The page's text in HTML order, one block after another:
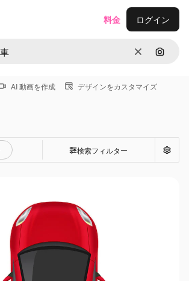
消去 画像で
料金 ログイン
AI 動画を作成 デザインをカスタマイズ
検索フィルター